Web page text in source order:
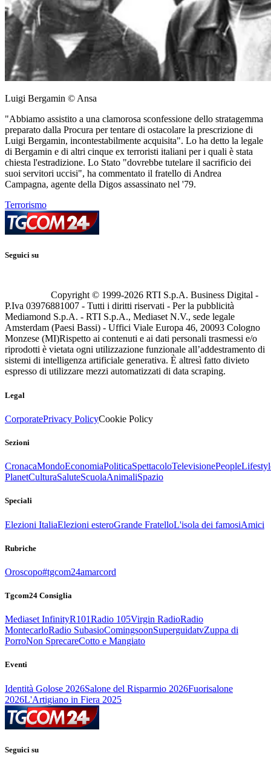
Luigi Bergamin © Ansa
"Abbiamo assistito a una clamorosa sconfessione dello stratagemma
preparato dalla Procura per tentare di ostacolare la prescrizione di
Luigi Bergamin, incontestabilmente acquisita". Lo ha detto la legale
di Bergamin e di altri cinque ex terroristi italiani per i quali è stata
chiesta l'estradizione. Lo Stato "dovrebbe tutelare il sacrificio dei
suoi servitori uccisi", ha commentato il fratello di Andrea
Campagna, agente della Digos assassinato nel '79.
Terrorismo
Seguici su
Copyright © 1999-2026 RTI S.p.A. Business Digital -
P.Iva 03976881007 - Tutti i diritti riservati - Per la pubblicità
Mediamond S.p.A. - RTI S.p.A., Mediaset N.V., sede legale
Amsterdam (Paesi Bassi) - Uffici Viale Europa 46, 20093 Cologno
Monzese (MI)Rispetto ai contenuti e ai dati personali trasmessi e/o
riprodotti è vietata ogni utilizzazione funzionale all’addestramento di
sistemi di intelligenza artificiale generativa. È altresì fatto divieto
espresso di utilizzare mezzi automatizzati di data scraping.
Legal
CorporatePrivacy PolicyCookie Policy
Sezioni
CronacaMondoEconomiaPoliticaSpettacoloTelevisionePeople
PlanetCulturaSaluteScuolaAnimaliSpazio
Speciali
Elezioni ItaliaElezioni esteroGrande FratelloL'isola dei famosiAmici
Rubriche
Oroscopo#tgcom24amarcord
Tgcom24 Consiglia
Mediaset InfinityR101Radio 105Virgin RadioRadio
MontecarloRadio SubasioComingsoonSuperguidatvZuppa di
PorroNon SprecareCotto e Mangiato
Eventi
Identità Golose 2026Salone del Risparmio 2026Fuorisalone
2026L'Artigiano in Fiera 2025
Seguici su